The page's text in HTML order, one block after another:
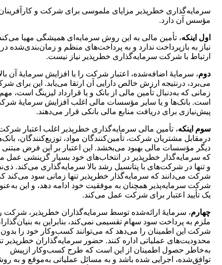
سرمایه‌گذاری خطرپذیر مزایای ملموسی برای شرکت و
مؤسس آن دارد.
اول اینکه، تأمین مالی به این روش سرمایه‌ای همیشگی مهیا
نیاز به بازپرداخت ندارد و به پرداخت‌های منظم و زمان‌بندی‌شده
ارتباط با شرکت سرمایه‌گذاری خطرپذیر نیاز نیست.
دوم، سرمایۀ اضافه‌شده، اعتبار شرکت را با افزایش سرمایۀ آن
می‌برد، درنتیجه ارزش خالص دارایی آن ارتقا می‌یابد. این برای
زمانی که به‌دنبال تأمین مالی از بانک و یا قرارداد لیزینگ است،
است. بانک‌ها و یا سایر مؤسسات مالی اغلب افزایش سرمایۀ
پیش‌نیازی برای دریافت منابع مالی بانکی قرار می‌دهند.
سوم اینکه، تأمین مالی سرمایه‌گذاری خطرپذیر اغلب اعتبار
درمقابل مشتریان شرکت، تأمین‌کنندگان مواد، توزیع‌کنندگان،
دیگر مؤسسات مالی بهبود می‌بخشد. این اعتبار بر این فرض
که سرمایه‌گذار خطرپذیر در انتخاب‌های خود بسیار گزینشی عمل
و تنها در شرکت‌های با پتانسیل رشد بالا سرمایه‌گذاری می‌کند.
شرکت می‌دانند که سرمایه‌گذار خطرپذیر تنها زمانی سود می‌کند
شرکت سرمایه‌پذیر همچنان به موفقیت خود ادامه دهد، و این
یک تأیید اعتبار برای شرکت عمل می‌کند.
چهارم، سرمایۀ ارائه‌شده توسط سرمایه‌گذاران خطرپذیر، شرکت
ملزم به پرداخت سود سهام تقسیمی نمی‌کند، بنابراین به
شرکت این اطمینان را می‌دهد که می‌توانند کسب‌وکار خود را بدون
محدودیت‌های عملیاتی اداره کنند. حضور سرمایه‌گذاران خطرپذیر
به‌خاطر حصول اطمینان از این است که طرح کسب‌وکار ازپیش
توافق‌شده، اجرایی شده باشد و به مسائل عملیاتی به‌موقع و به